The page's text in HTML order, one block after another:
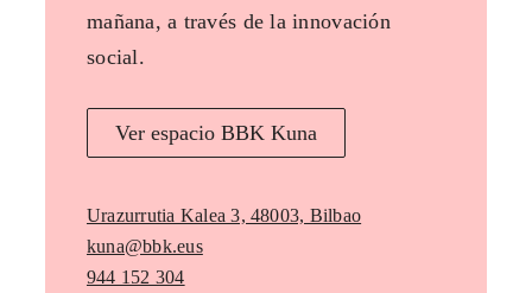
mañana, a través de la innovación
social.
Ver espacio BBK Kuna
Urazurrutia Kalea 3, 48003, Bilbao
kuna@bbk.eus
944 152 304